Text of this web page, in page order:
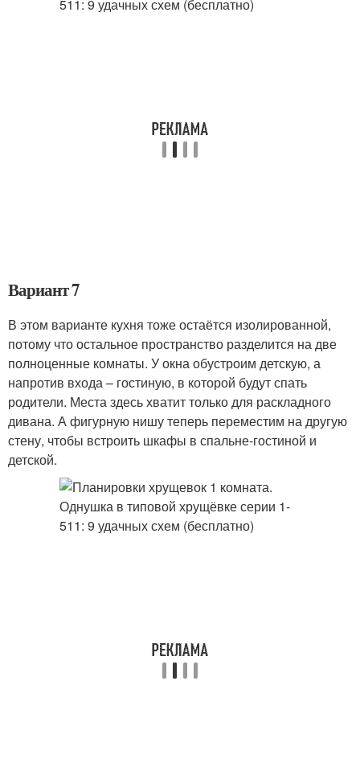
Вариант 7
В этом варианте кухня тоже остаётся изолированной,
потому что остальное пространство разделится на две
полноценные комнаты. У окна обустроим детскую, а
напротив входа – гостиную, в которой будут спать
родители. Места здесь хватит только для раскладного
дивана. А фигурную нишу теперь переместим на другую
стену, чтобы встроить шкафы в спальне-гостиной и
детской.